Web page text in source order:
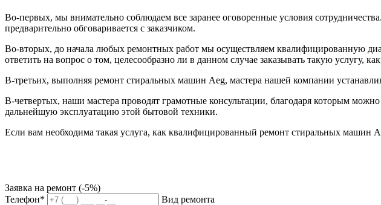
Во-первых, мы внимательно соблюдаем все заранее оговоренные условия
предварительно обговаривается с заказчиком.
Во-вторых, до начала любых ремонтных работ мы осуществляем квалифицированную
ответить на вопрос о том, целесообразно ли в данном случае заказывать такую
В-третьих, выполняя ремонт стиральных машин Aeg, мастера нашей компании
В-четвертых, наши мастера проводят грамотные консультации, благодаря которым
дальнейшую эксплуатацию этой бытовой техники.
Если вам необходима такая услуга, как квалифицированный ремонт стиральных машин
Заявка на ремонт (-5%)
Телефон*
Вид ремонта